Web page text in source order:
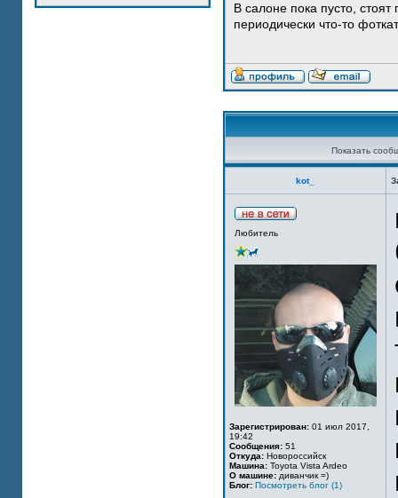
В салоне пока пусто,
периодически что-то
Показать
kot_
Любитель
Зарегистрирован: 01 июл 2017,
19:42
Сообщения: 51
Откуда: Новороссийск
Машина: Toyota Vista Ardeo
О машине: диванчик =)
Блог: Посмотреть блог (1)